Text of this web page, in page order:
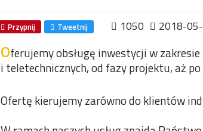
Przypnij Tweetnij 1050 2018-
Oferujemy obsługę inwestycji w
i teletechnicznych, od fazy projektu, aż
Ofertę kierujemy zarówno do klientów